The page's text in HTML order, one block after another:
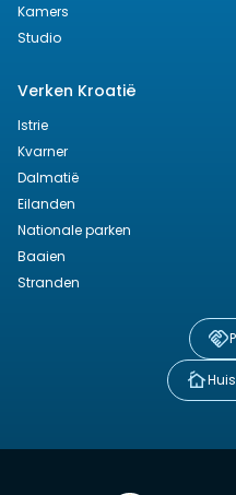
Kamers
Studio
Verken Kroatië
Istrie
Kvarner
Dalmatië
Eilanden
Nationale parken
Baaien
Stranden